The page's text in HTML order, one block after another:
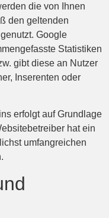
die von Ihnen
den geltenden
Google
Statistiken
gibt diese an Nutzer
Inserenten oder
erfolgt auf Grundlage
hat ein
umfangreichen